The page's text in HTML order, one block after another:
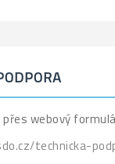
webový
technicka-